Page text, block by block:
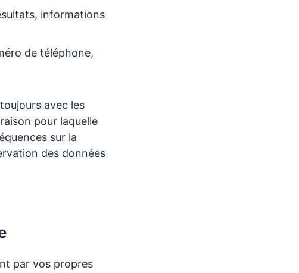
informations
de téléphone,
avec les
pour laquelle
sur la
des données
par vos propres